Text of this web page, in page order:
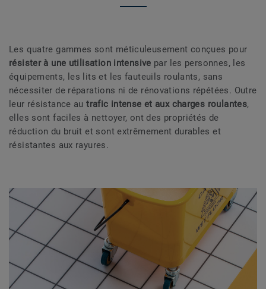
Les quatre gammes sont méticuleusement conçues pour
résister à une utilisation intensive par les personnes, les
équipements, les lits et les fauteuils roulants, sans
nécessiter de réparations ni de rénovations répétées. Outre
leur résistance autrafic intense et aux charges roulantes,
elles sont faciles à nettoyer, ont des propriétés de
réduction du bruit et sont extrêmement durables et
résistantes aux rayures.